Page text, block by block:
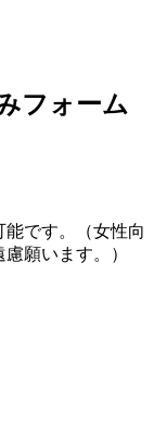
フォーム
です。（女性向
願います。）